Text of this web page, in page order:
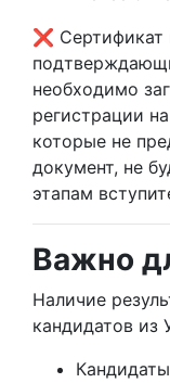
❌ Сертификат
необходимо
регистрации
которые не
документ, не
этапам
Важно
Наличие
кандидатов из